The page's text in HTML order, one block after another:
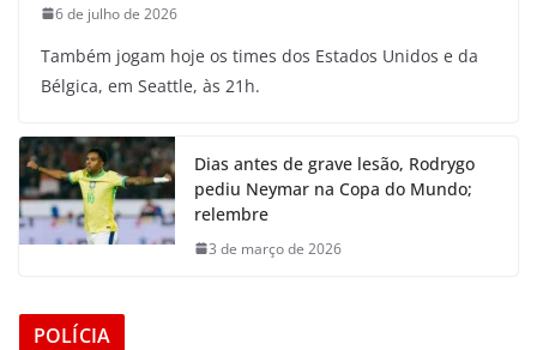
6 de julho de 2026
Também jogam hoje os times dos Estados Unidos e da
Bélgica, em Seattle, às 21h.
Dias antes de grave lesão, Rodrygo
pediu Neymar na Copa do Mundo;
relembre
3 de março de 2026
POLÍCIA